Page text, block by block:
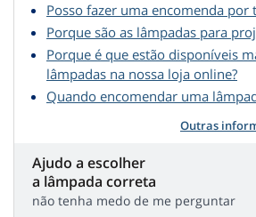
Posso fazer uma encomenda por
Porque são as lâmpadas para
Porque é que estão disponíveis
lâmpadas na nossa loja online?
Quando encomendar uma
Outras
Ajudo a escolher
a lâmpada correta
não tenha medo de me perguntar